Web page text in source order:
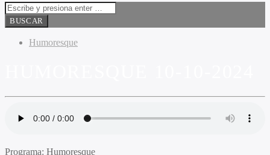
Humoresque
Programa: Humoresque